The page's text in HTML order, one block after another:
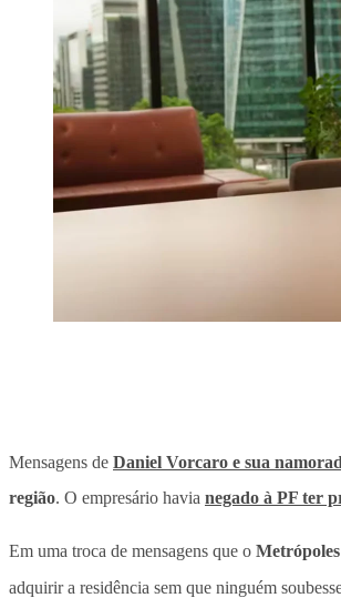
Mensagens de Daniel Vorcaro e sua
região. O empresário havia negado à PF ter
Em uma troca de mensagens que o Metrópoles
adquirir a residência sem que ninguém